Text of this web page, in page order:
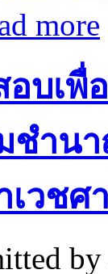
more
อบเ
ชำน
เวช
by